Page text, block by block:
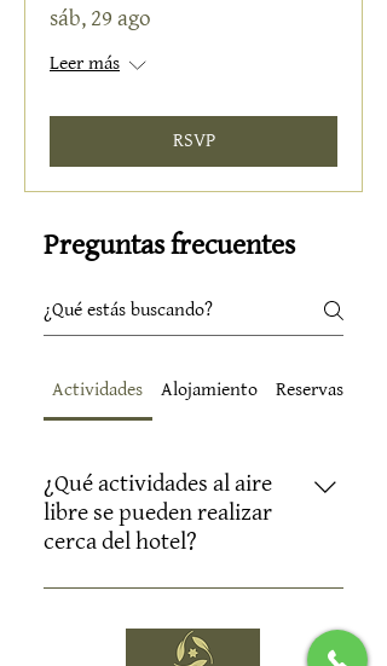
sáb, 29 ago
Leer más
RSVP
Preguntas frecuentes
Actividades Alojamiento Reservas
¿Qué actividades al aire
libre se pueden realizar
cerca del hotel?
Puedes disfrutar de senderismo por
Sierra Nevada, rutas en bicicleta,
paseos a caballo y visitas a los pueblos